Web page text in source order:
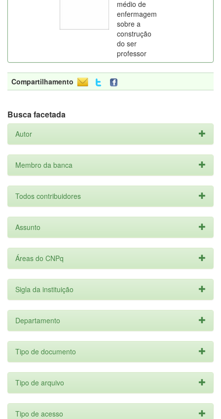
médio de
enfermagem
sobre a
construção
do ser
professor
Compartilhamento
Busca facetada
Autor
Membro da banca
Todos contribuidores
Assunto
Áreas do CNPq
Sigla da instituição
Departamento
Tipo de documento
Tipo de arquivo
Tipo de acesso